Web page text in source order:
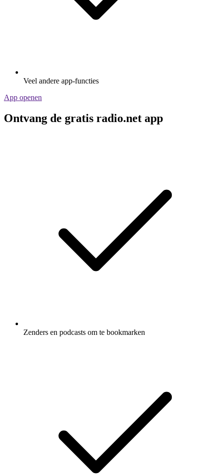
Veel andere app-functies
App openen
Ontvang de gratis radio.net app
Zenders en podcasts om te bookmarken